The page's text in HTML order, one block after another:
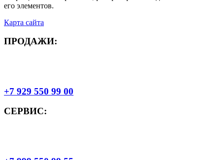
его элементов.
Карта сайта
ПРОДАЖИ:
+7 929 550 99 00
СЕРВИС: